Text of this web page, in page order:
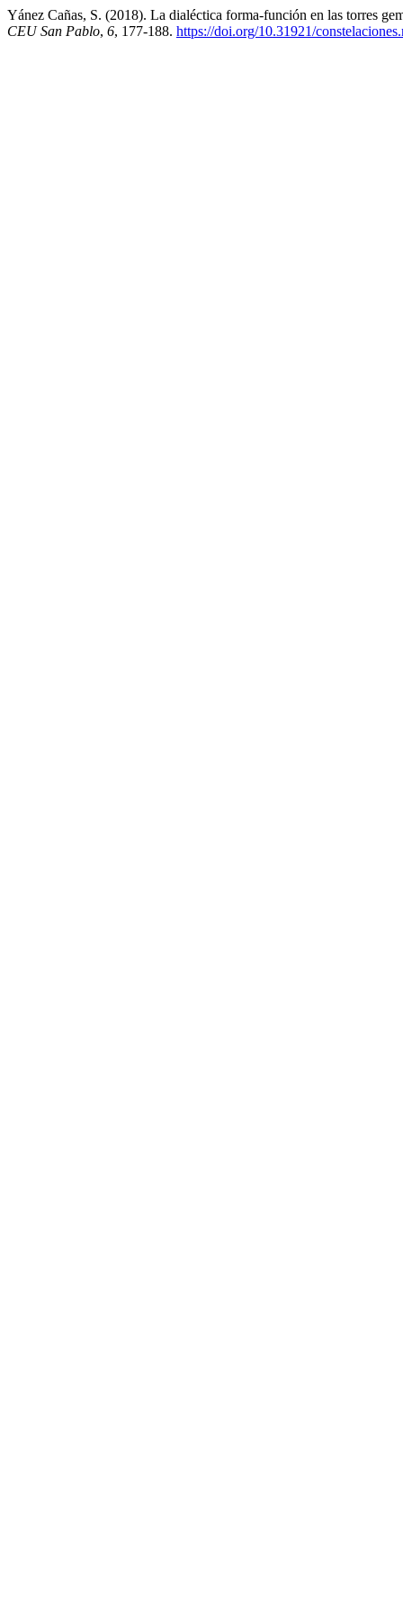
Yánez Cañas, S. (2018). La dialéctica forma-función en las torres
CEU San Pablo, 6, 177-188. https://doi.org/10.31921/